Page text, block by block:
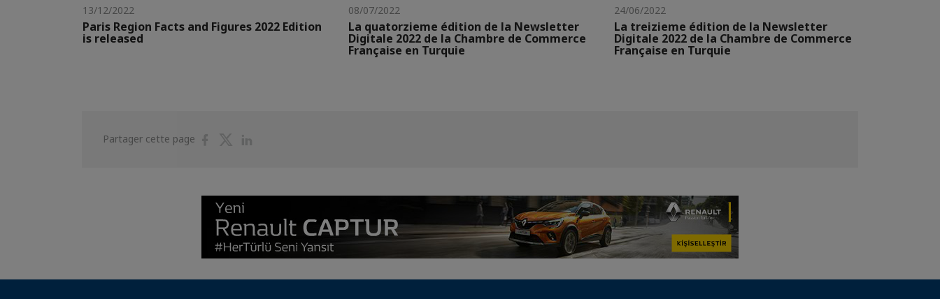
13/12/2022
Paris Region Facts and Figures 2022 Edition
is released
08/07/2022
La quatorzieme édition de la Newsletter
Digitale 2022 de la Chambre de Commerce
Française en Turquie
24/06/2022
La treizieme édition de la Newsletter
Digitale 2022 de la Chambre de Commerce
Française en Turquie
Partager cette page
PartagerPartager